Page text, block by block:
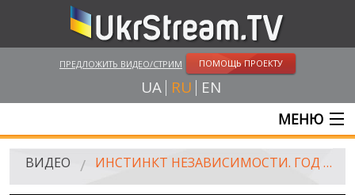
ПРЕДЛОЖИТЬ ВИДЕО/СТРИМ ПОМОЩЬ ПРОЕКТУ
UA RU EN
МЕНЮ
ГЛАВНАЯ
ВИДЕО ИНСТИНКТ НЕЗАВИСИМОСТИ. ГОД 26-Й. ВСУ